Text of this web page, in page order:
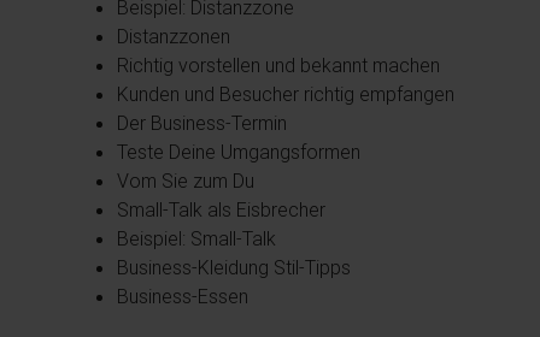
Beispiel: Distanzzone
Distanzzonen
Richtig vorstellen und bekannt machen
Kunden und Besucher richtig empfangen
Der Business-Termin
Teste Deine Umgangsformen
Vom Sie zum Du
Small-Talk als Eisbrecher
Beispiel: Small-Talk
Business-Kleidung Stil-Tipps
Business-Essen